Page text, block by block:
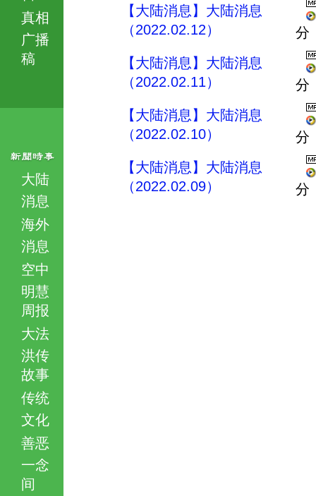
真相
广播
稿
大陆
消息
海外
消息
空中
明慧
周报
大法
洪传
故事
传统
文化
善恶
一念
间
【大陆消息】大陆消息
（2022.02.12）
分
【大陆消息】大陆消息
（2022.02.11）
分
【大陆消息】大陆消息
（2022.02.10）
分
【大陆消息】大陆消息
（2022.02.09）
分